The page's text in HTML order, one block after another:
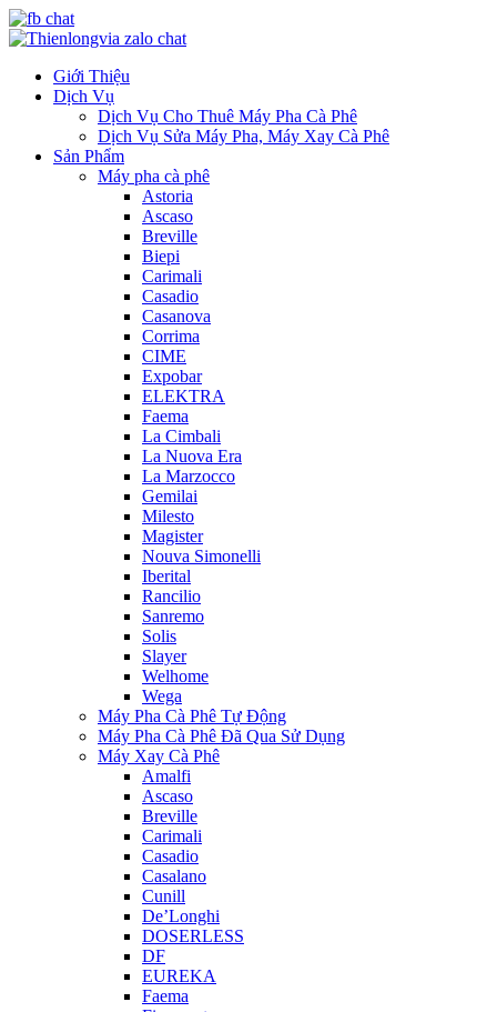
Giới Thiệu
Dịch Vụ
Dịch Vụ Cho Thuê Máy Pha Cà Phê
Dịch Vụ Sửa Máy Pha, Máy Xay Cà Phê
Sản Phẩm
Máy pha cà phê
Astoria
Ascaso
Breville
Biepi
Carimali
Casadio
Casanova
Corrima
CIME
Expobar
ELEKTRA
Faema
La Cimbali
La Nuova Era
La Marzocco
Gemilai
Milesto
Magister
Nouva Simonelli
Iberital
Rancilio
Sanremo
Solis
Slayer
Welhome
Wega
Máy Pha Cà Phê Tự Động
Máy Pha Cà Phê Đã Qua Sử Dụng
Máy Xay Cà Phê
Amalfi
Ascaso
Breville
Carimali
Casadio
Casalano
Cunill
De’Longhi
DOSERLESS
DF
EUREKA
Faema